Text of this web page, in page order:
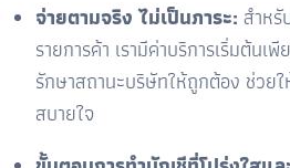
จ่ายตามจริง ไม่เป็นภาระ: สำห
รายการค้า เรามีค่าบริการเริ่มต้นเพี
รักษาสถานะบริษัทให้ถูกต้อง ช่วย
สบายใจ